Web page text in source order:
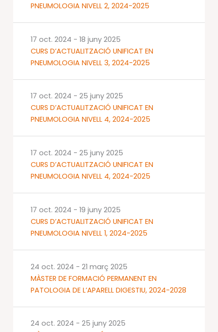
PNEUMOLOGIA NIVELL 2, 2024-2025
CURS D’ACTUALITZACIÓ UNIFICAT EN
PNEUMOLOGIA NIVELL 3, 2024-2025
17 oct. 2024 - 18 juny 2025
CURS D’ACTUALITZACIÓ UNIFICAT EN
PNEUMOLOGIA NIVELL 4, 2024-2025
17 oct. 2024 - 25 juny 2025
CURS D’ACTUALITZACIÓ UNIFICAT EN
PNEUMOLOGIA NIVELL 4, 2024-2025
17 oct. 2024 - 25 juny 2025
CURS D’ACTUALITZACIÓ UNIFICAT EN
PNEUMOLOGIA NIVELL 1, 2024-2025
17 oct. 2024 - 19 juny 2025
MÀSTER DE FORMACIÓ PERMANENT EN
PATOLOGIA DE L’APARELL DIGESTIU, 2024-2028
24 oct. 2024 - 21 març 2025
24 oct. 2024 - 25 juny 2025